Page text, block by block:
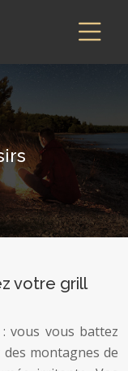
votre grill
vous vous battez
montagnes de